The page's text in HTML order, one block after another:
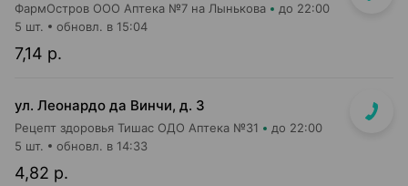
ФармОстров ООО Аптека №7 на Лынькова до 22:00
7,14 р.
5 шт. обновл. в 15:04
ул. Леонардо да Винчи, д. 3
Рецепт здоровья Тишас ОДО Аптека №31 до 22:00
4,82 р.
5 шт. обновл. в 14:33